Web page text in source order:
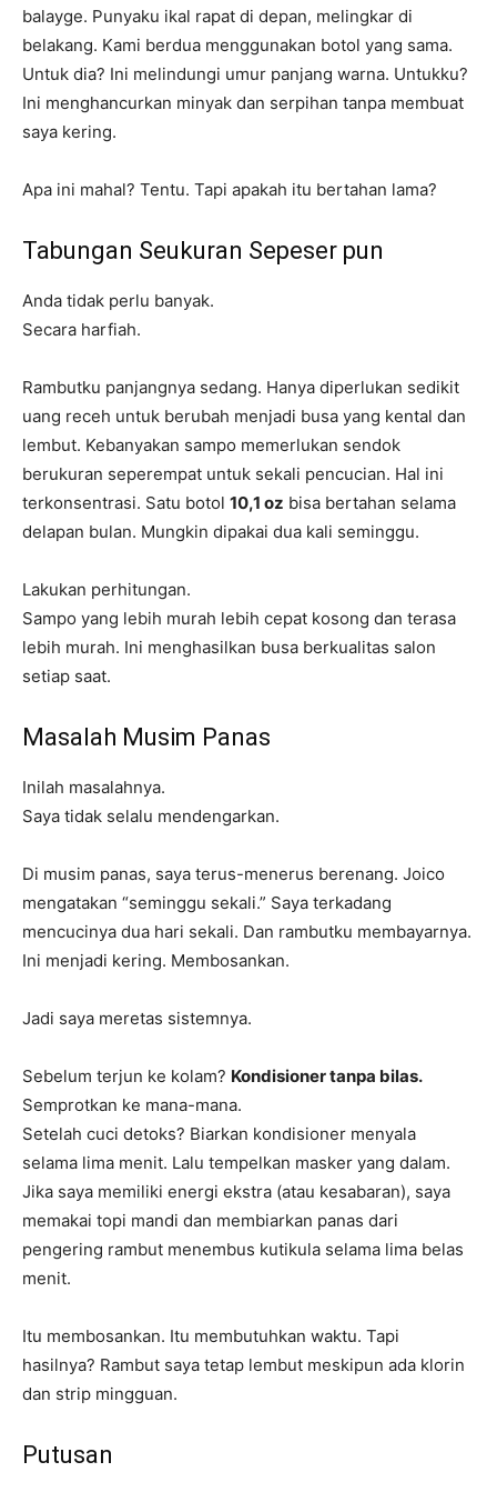
balayge. Punyaku ikal rapat di depan, melingkar di
belakang. Kami berdua menggunakan botol yang sama.
Untuk dia? Ini melindungi umur panjang warna. Untukku?
Ini menghancurkan minyak dan serpihan tanpa membuat
saya kering.
Apa ini mahal? Tentu. Tapi apakah itu bertahan lama?
Tabungan Seukuran Sepeser pun
Anda tidak perlu banyak.
Secara harfiah.
Rambutku panjangnya sedang. Hanya diperlukan sedikit
uang receh untuk berubah menjadi busa yang kental dan
lembut. Kebanyakan sampo memerlukan sendok
berukuran seperempat untuk sekali pencucian. Hal ini
terkonsentrasi. Satu botol 10,1 oz bisa bertahan selama
delapan bulan. Mungkin dipakai dua kali seminggu.
Lakukan perhitungan.
Sampo yang lebih murah lebih cepat kosong dan terasa
lebih murah. Ini menghasilkan busa berkualitas salon
setiap saat.
Masalah Musim Panas
Inilah masalahnya.
Saya tidak selalu mendengarkan.
Di musim panas, saya terus-menerus berenang. Joico
mengatakan “seminggu sekali.” Saya terkadang
mencucinya dua hari sekali. Dan rambutku membayarnya.
Ini menjadi kering. Membosankan.
Jadi saya meretas sistemnya.
Sebelum terjun ke kolam? Kondisioner tanpa bilas.
Semprotkan ke mana-mana.
Setelah cuci detoks? Biarkan kondisioner menyala
selama lima menit. Lalu tempelkan masker yang dalam.
Jika saya memiliki energi ekstra (atau kesabaran), saya
memakai topi mandi dan membiarkan panas dari
pengering rambut menembus kutikula selama lima belas
menit.
Itu membosankan. Itu membutuhkan waktu. Tapi
hasilnya? Rambut saya tetap lembut meskipun ada klorin
dan strip mingguan.
Putusan